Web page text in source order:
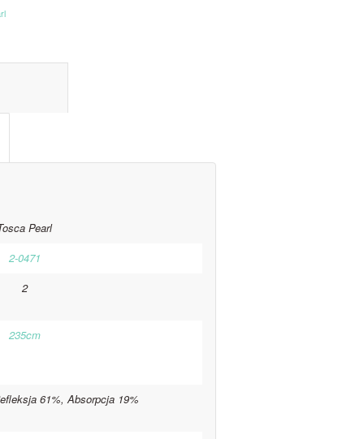
Pearl
2-0471
2
235cm
61%, Absorpcja 19%